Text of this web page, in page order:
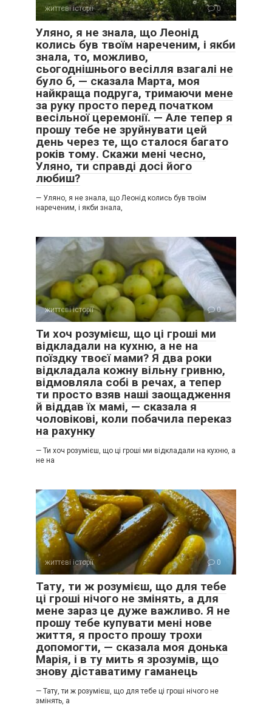
життєві історії 0
Уляно, я не знала, що Леонід
колись був твоїм нареченим, і якби
знала, то, можливо,
сьогоднішнього весілля взагалі не
було б, — сказала Марта, моя
найкраща подруга, тримаючи мене
за руку просто перед початком
весільної церемонії. — Але тепер я
прошу тебе не зруйнувати цей
день через те, що сталося багато
років тому. Скажи мені чесно,
Уляно, ти справді досі його
любиш?
— Уляно, я не знала, що Леонід колись був твоїм
нареченим, і якби знала,
життєві історії 0
Ти хоч розумієш, що ці гроші ми
відкладали на кухню, а не на
поїздку твоєї мами? Я два роки
відкладала кожну вільну гривню,
відмовляла собі в речах, а тепер
ти просто взяв наші заощадження
й віддав їх мамі, — сказала я
чоловікові, коли побачила переказ
на рахунку
— Ти хоч розумієш, що ці гроші ми відкладали на кухню, а
не на
життєві історії 0
Тату, ти ж розумієш, що для тебе
ці гроші нічого не змінять, а для
мене зараз це дуже важливо. Я не
прошу тебе купувати мені нове
життя, я просто прошу трохи
допомогти, — сказала моя донька
Марія, і в ту мить я зрозумів, що
знову діставатиму гаманець
— Тату, ти ж розумієш, що для тебе ці гроші нічого не
змінять, а